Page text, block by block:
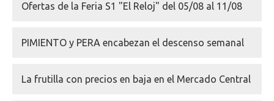
Ofertas de la Feria S1 "El Reloj" del 05/08 al 11/08
PIMIENTO y PERA encabezan el descenso semanal
La frutilla con precios en baja en el Mercado Central